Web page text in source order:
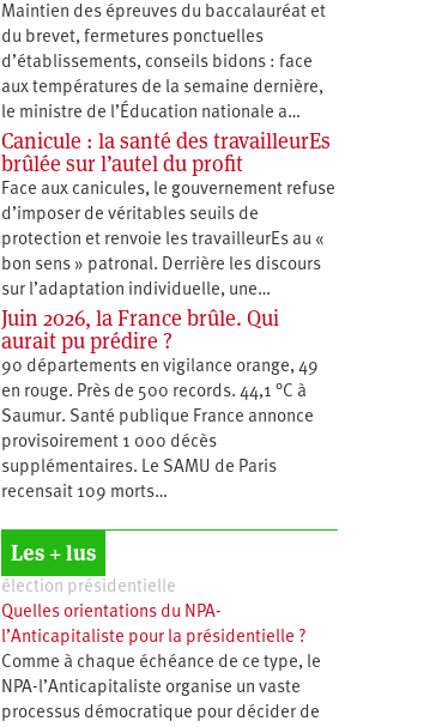
Maintien des épreuves du baccalauréat et
du brevet, fermetures ponctuelles
d’établissements, conseils bidons : face
aux températures de la semaine dernière,
le ministre de l’Éducation nationale a…
Canicule : la santé des travailleurEs
brûlée sur l’autel du profit
Face aux canicules, le gouvernement refuse
d’imposer de véritables seuils de
protection et renvoie les travailleurEs au «
bon sens » patronal. Derrière les discours
sur l’adaptation individuelle, une…
Juin 2026, la France brûle. Qui
aurait pu prédire ?
90 départements en vigilance orange, 49
en rouge. Près de 500 records. 44,1 °C à
Saumur. Santé publique France annonce
provisoirement 1 000 décès
supplémentaires. Le SAMU de Paris
recensait 109 morts…
Les + lus
élection présidentielle
Quelles orientations du NPA-
l’Anticapitaliste pour la présidentielle ?
Comme à chaque échéance de ce type, le
NPA-l’Anticapitaliste organise un vaste
processus démocratique pour décider de